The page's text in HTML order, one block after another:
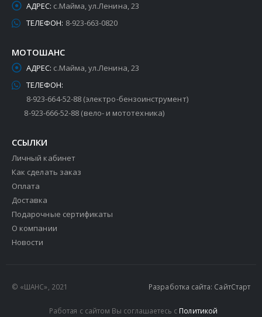
АДРЕС: с.Майма, ул.Ленина, 23
ТЕЛЕФОН: 8-923-663-0820
МОТОШАНС
АДРЕС: с.Майма, ул.Ленина, 23
ТЕЛЕФОН:
8-923-664-52-88 (электро-бензоинструмент)
8-923-666-52-88 (вело- и мототехника)
ССЫЛКИ
Личный кабинет
Как сделать заказ
Оплата
Доставка
Подарочные сертификаты
О компании
Новости
© «ШАНС», 2021 Разработка сайта: СайтСтарт
Работая с сайтом Вы соглашаетесь с Политикой